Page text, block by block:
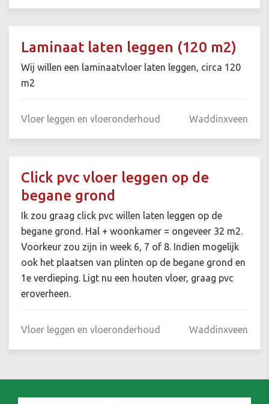
Laminaat laten leggen (120 m2)
Wij willen een laminaatvloer laten leggen, circa 120
m2
Vloer leggen en vloeronderhoud Waddinxveen
Click pvc vloer leggen op de
begane grond
Ik zou graag click pvc willen laten leggen op de
begane grond. Hal + woonkamer = ongeveer 32 m2.
Voorkeur zou zijn in week 6, 7 of 8. Indien mogelijk
ook het plaatsen van plinten op de begane grond en
1e verdieping. Ligt nu een houten vloer, graag pvc
eroverheen.
Vloer leggen en vloeronderhoud Waddinxveen